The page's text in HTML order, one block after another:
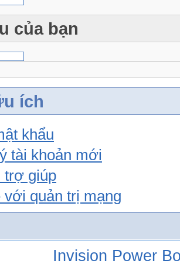
của bạn
ích
khẩu
tài khoản mới
trợ giúp
với quản trị mạng
Invision Power